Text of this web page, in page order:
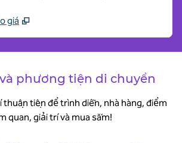
giá
phương tiện di chuyển
thuận tiện để trình diễn, nhà hàng, điểm
quan, giải trí và mua sắm!